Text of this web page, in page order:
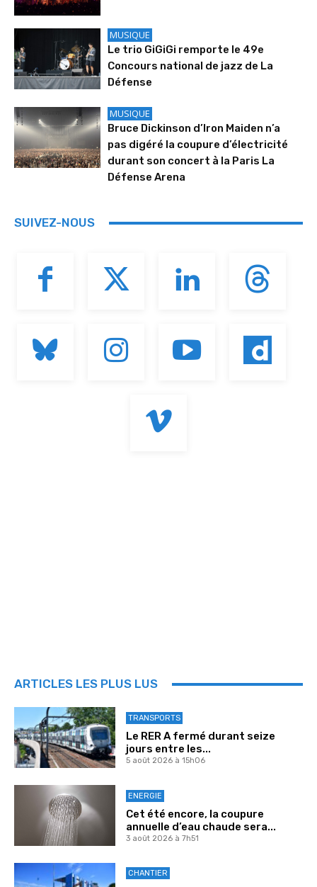
MUSIQUE
Le trio GiGiGi remporte le 49e
Concours national de jazz de La
Défense
MUSIQUE
Bruce Dickinson d’Iron Maiden n’a
pas digéré la coupure d’électricité
durant son concert à la Paris La
Défense Arena
SUIVEZ-NOUS
ARTICLES LES PLUS LUS
TRANSPORTS
Le RER A fermé durant seize
jours entre les...
5 août 2026 à 15h06
ENERGIE
Cet été encore, la coupure
annuelle d’eau chaude sera...
3 août 2026 à 7h51
CHANTIER